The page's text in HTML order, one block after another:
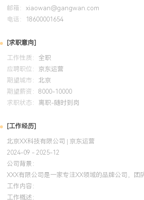
系统学习了京东平台规则、搜索流量逻辑
通过优化商品标题结构与主图点击率测试
点。
邮箱： xiaowan@gangwan.com
电话：
18600001654
[求职意向]
工作性质： 全职
应聘职位： 京东运营
期望城市： 北京
期望薪资： 8000-10000
求职状态： 离职-随时到岗
[工作经历]
北京XX科技有限公司 | 京东运营
2024-09 - 2025-12
公司背景：
XXX有限公司是一家专注XX领域的品牌公司，
工作内容：
工作概述：